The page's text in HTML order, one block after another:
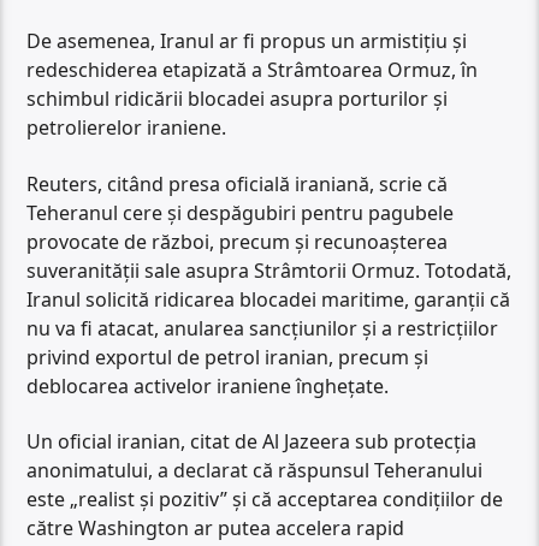
De asemenea, Iranul ar fi propus un armistițiu și
redeschiderea etapizată a Strâmtoarea Ormuz, în
schimbul ridicării blocadei asupra porturilor și
petrolierelor iraniene.
Reuters, citând presa oficială iraniană, scrie că
Teheranul cere și despăgubiri pentru pagubele
provocate de război, precum și recunoașterea
suveranității sale asupra Strâmtorii Ormuz. Totodată,
Iranul solicită ridicarea blocadei maritime, garanții că
nu va fi atacat, anularea sancțiunilor și a restricțiilor
privind exportul de petrol iranian, precum și
deblocarea activelor iraniene înghețate.
Un oficial iranian, citat de Al Jazeera sub protecția
anonimatului, a declarat că răspunsul Teheranului
este „realist și pozitiv” și că acceptarea condițiilor de
către Washington ar putea accelera rapid